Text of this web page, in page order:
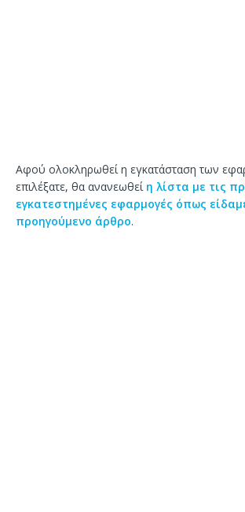
Αφού ολοκληρωθεί η εγκατάσταση των
επιλέξατε, θα ανανεωθεί η λίστα με τις
εγκατεστημένες εφαρμογές όπως
προηγούμενο άρθρο.